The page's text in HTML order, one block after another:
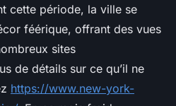
cette période, la ville se
féérique, offrant des vues
sites
de détails sur ce qu’il ne
https://www.new-york-